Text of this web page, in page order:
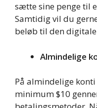
sætte sine penge til
Samtidig vil du
beløb til den
Almindelige
På almindelige
minimum $10